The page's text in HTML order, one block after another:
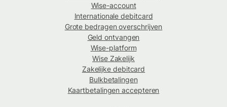
Wise-account
Internationale debitcard
Grote bedragen overschrijven
Geld ontvangen
Wise-platform
Wise Zakelijk
Zakelijke debitcard
Bulkbetalingen
Kaartbetalingen accepteren